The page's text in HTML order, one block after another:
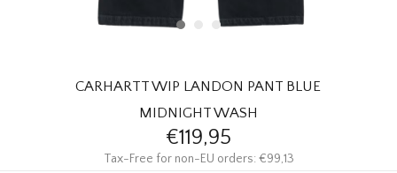
CARHARTT WIP LANDON PANT BLUE
MIDNIGHT WASH
€119,95
Tax-Free for non-EU orders: €99,13